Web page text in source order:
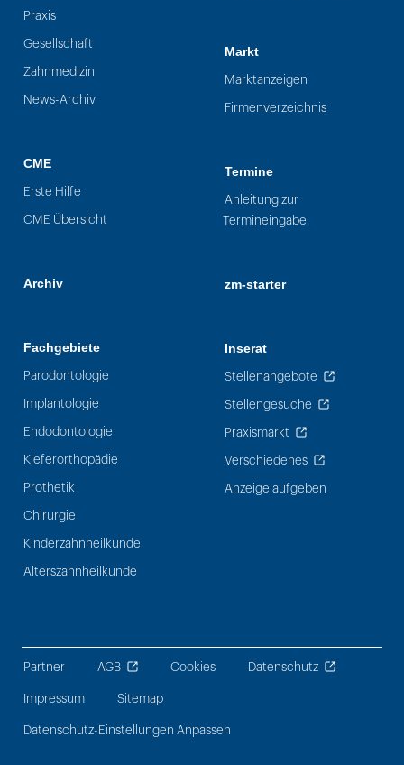
Praxis
Gesellschaft
Zahnmedizin
News-Archiv
CME
Erste Hilfe
CME Übersicht
Archiv
Fachgebiete
Parodontologie
Implantologie
Endodontologie
Kieferorthopädie
Prothetik
Chirurgie
Kinderzahnheilkunde
Alterszahnheilkunde
Markt
Marktanzeigen
Firmenverzeichnis
Termine
Anleitung zur
Termineingabe
zm-starter
Inserat
Stellenangebote
Stellengesuche
Praxismarkt
Verschiedenes
Anzeige aufgeben
Partner AGB Cookies Datenschutz
Impressum Sitemap
Datenschutz-Einstellungen Anpassen